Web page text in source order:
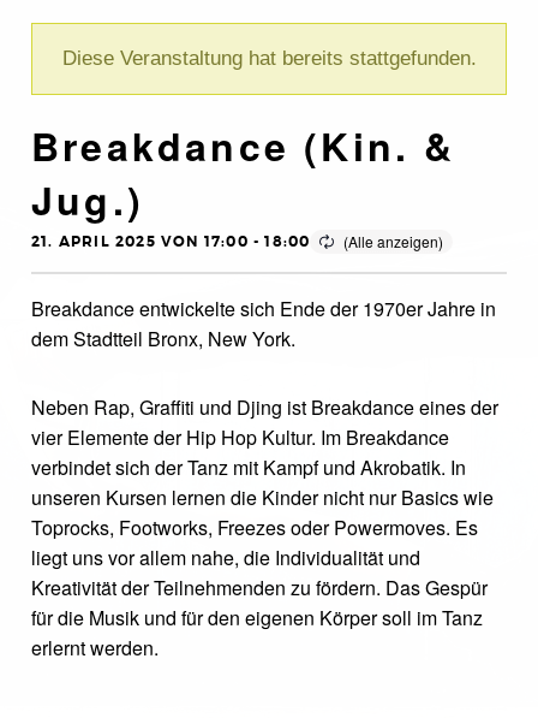
Diese Veranstaltung hat bereits stattgefunden.
Breakdance (Kin. &
Jug.)
21. APRIL 2025 VON 17:00 -18:00
Breakdance entwickelte sich Ende der 1970er Jahre in
dem Stadtteil Bronx, New York.
Neben Rap, Graffiti und Djing ist Breakdance eines der
vier Elemente der Hip Hop Kultur. Im Breakdance
verbindet sich der Tanz mit Kampf und Akrobatik. In
unseren Kursen lernen die Kinder nicht nur Basics wie
Toprocks, Footworks, Freezes oder Powermoves. Es
liegt uns vor allem nahe, die Individualität und
Kreativität der Teilnehmenden zu fördern. Das Gespür
für die Musik und für den eigenen Körper soll im Tanz
erlernt werden.